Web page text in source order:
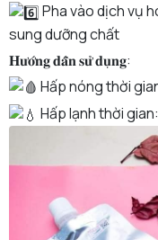
Pha vào dịch vụ
sung dưỡng chất
𝐇𝐮̛𝐨̛́𝐧𝐠 𝐝𝐚̂̃𝐧 𝐬𝐮̛̉ 𝐝𝐮̣𝐧𝐠:
Hấp nóng thời
Hấp lạnh thời